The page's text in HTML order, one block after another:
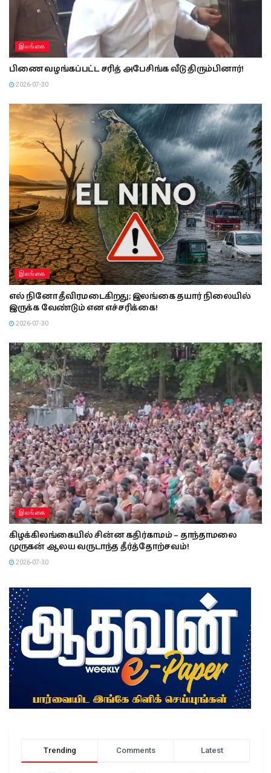
இலங்கை
பிணை வழங்கப்பட்ட சரித் அபேசிங்க வீடு திரும்பினார்!
2026-07-30
இலங்கை
எல் நினோ தீவிரமடைகிறது; இலங்கை தயார் நிலையில்
இருக்க வேண்டும் என எச்சரிக்கை!
2026-07-30
இலங்கை
கிழக்கிலங்கையில் சின்ன கதிர்காமம் – தாந்தாமலை
முருகன் ஆலய வருடாந்த தீர்த்தோற்சவம்!
2026-07-30
Trending Comments Latest